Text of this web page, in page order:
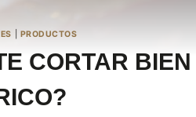
PRODUCTOS
CORTAR